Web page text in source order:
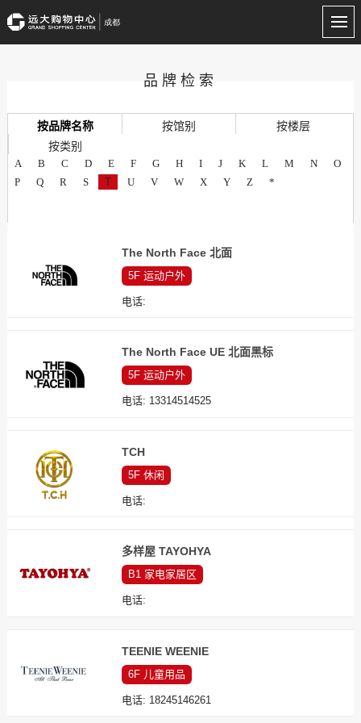
品牌检索
按品牌名称 按馆别
按楼层
按类别
A B C D E F G H I J K L M N
O
P
Q R S T U V W X Y Z *
The North Face 北面
5F 运动户外
电话:
The North Face UE 北面黑标
5F 运动户外
电话: 13314514525
TCH
5F 休闲
电话:
多样屋 TAYOHYA
B1 家电家居区
电话:
TEENIE WEENIE
6F 儿童用品
电话: 18245146261